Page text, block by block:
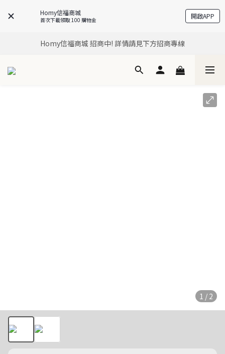
Homy信福商城
首次下載領取 100 購物金 開啟APP
Homy信福商城，是信義房屋企業集團所有 居住生活商城
Homy信福商城，是信義房屋企業集團所有 居住生活商城
Homy信福商城 招商中! 詳情請見下方招商專線
Homy信福商城，是信義房屋企業集團所有 居住生活商城
1 / 2